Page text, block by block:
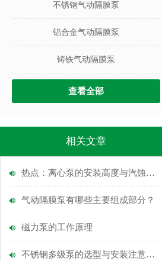
不锈钢气动隔膜泵
铝合金气动隔膜泵
铸铁气动隔膜泵
查看全部
相关文章
热点：离心泵的安装高度与汽蚀现象
气动隔膜泵有哪些主要组成部分？
磁力泵的工作原理
不锈钢多级泵的选型与安装注意事项